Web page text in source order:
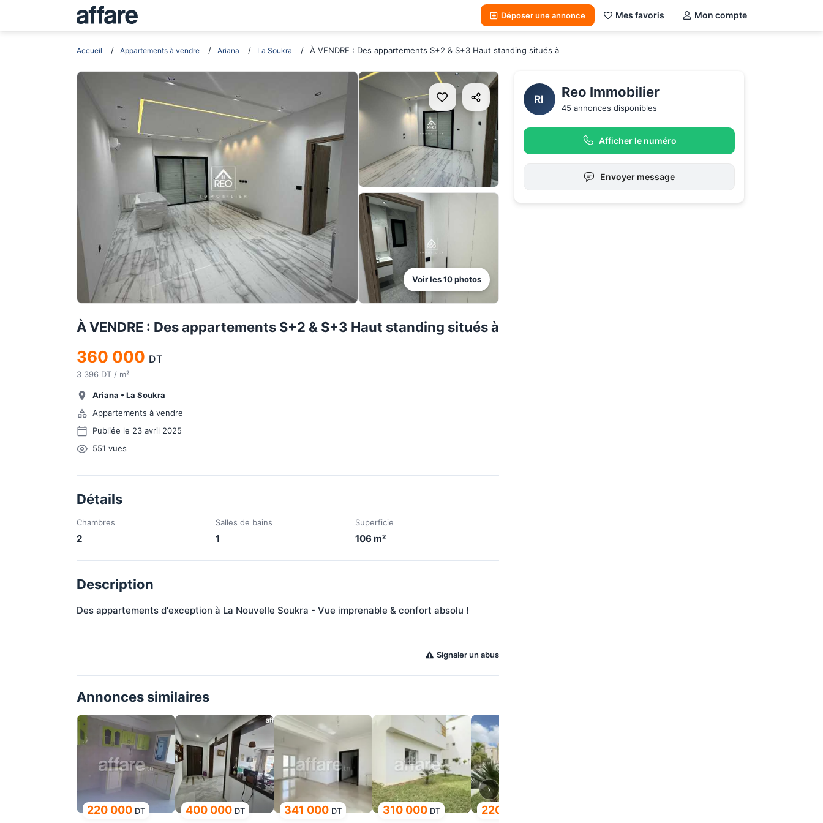
Déposer une annonce Mes favoris Mon compte
Accueil Appartements à vendre Ariana La Soukra À VENDRE : Des appartements S+2 & S+3 Haut standing situés à
Voir les10photos
À VENDRE : Des appartements S+2 & S+3 Haut standing situés à
360 000 DT
3 396 DT / m²
Ariana • La Soukra
Appartements à vendre
Publiée le 23 avril 2025
551 vues
Détails
Chambres
2
Salles de bains
1
Superficie
106 m²
Description
Des appartements d'exception à La Nouvelle Soukra - Vue imprenable & confort absolu !
Signaler un abus
Annonces similaires
220 000 DT 400 000 DT 341 000 DT 310 000 DT 220 000
›
RI Reo Immobilier
45 annonces disponibles
Afficher le numéro
Envoyer message